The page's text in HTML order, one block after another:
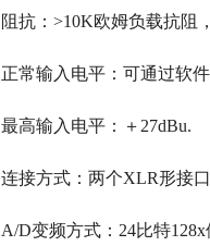
阻抗：>10K欧姆负载抗阻
正常输入电平：可通过软
最高输入电平：＋27dBu.
连接方式：两个XLR形接
A/D变频方式：24比特